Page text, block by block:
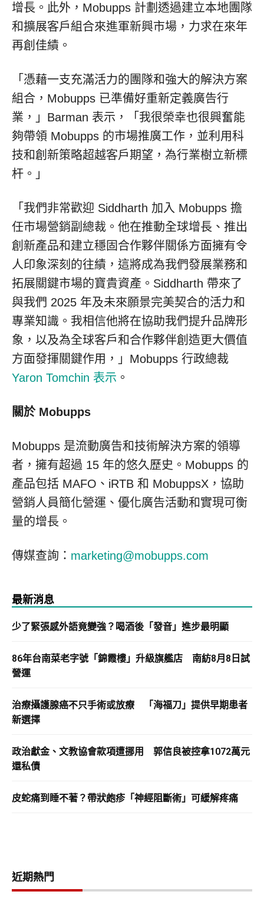
增長。此外，Mobupps 計劃透過建立本地團隊
和擴展客戶組合來進軍新興市場，力求在來年
再創佳績。
「憑藉一支充滿活力的團隊和強大的解決方案
組合，Mobupps 已準備好重新定義廣告行
業，」Barman 表示，「我很榮幸也很興奮能
夠帶領 Mobupps 的市場推廣工作，並利用科
技和創新策略超越客戶期望，為行業樹立新標
杆。」
「我們非常歡迎 Siddharth 加入 Mobupps 擔
任市場營銷副總裁。他在推動全球增長、推出
創新產品和建立穩固合作夥伴關係方面擁有令
人印象深刻的往績，這將成為我們發展業務和
拓展關鍵市場的寶貴資產。Siddharth 帶來了
與我們 2025 年及未來願景完美契合的活力和
專業知識。我相信他將在協助我們提升品牌形
象，以及為全球客戶和合作夥伴創造更大價值
方面發揮關鍵作用，」Mobupps 行政總裁
Yaron Tomchin 表示 。
關於 Mobupps
Mobupps 是流動廣告和技術解決方案的領導
者，擁有超過 15 年的悠久歷史。Mobupps 的
產品包括 MAFO、iRTB 和 MobuppsX，協助
營銷人員簡化營運、優化廣告活動和實現可衡
量的增長。
傳媒查詢： marketing@mobupps.com
最新消息
少了緊張感外語竟變強？喝酒後「發音」進步最明顯
86年台南菜老字號「錦霞樓」升級旗艦店 南紡8月8日試
營運
治療攝護腺癌不只手術或放療 「海福刀」提供早期患者
新選擇
政治獻金、文教協會款項遭挪用 郭信良被控拿1072萬元
還私債
皮蛇痛到睡不著？帶狀皰疹「神經阻斷術」可緩解疼痛
近期熱門